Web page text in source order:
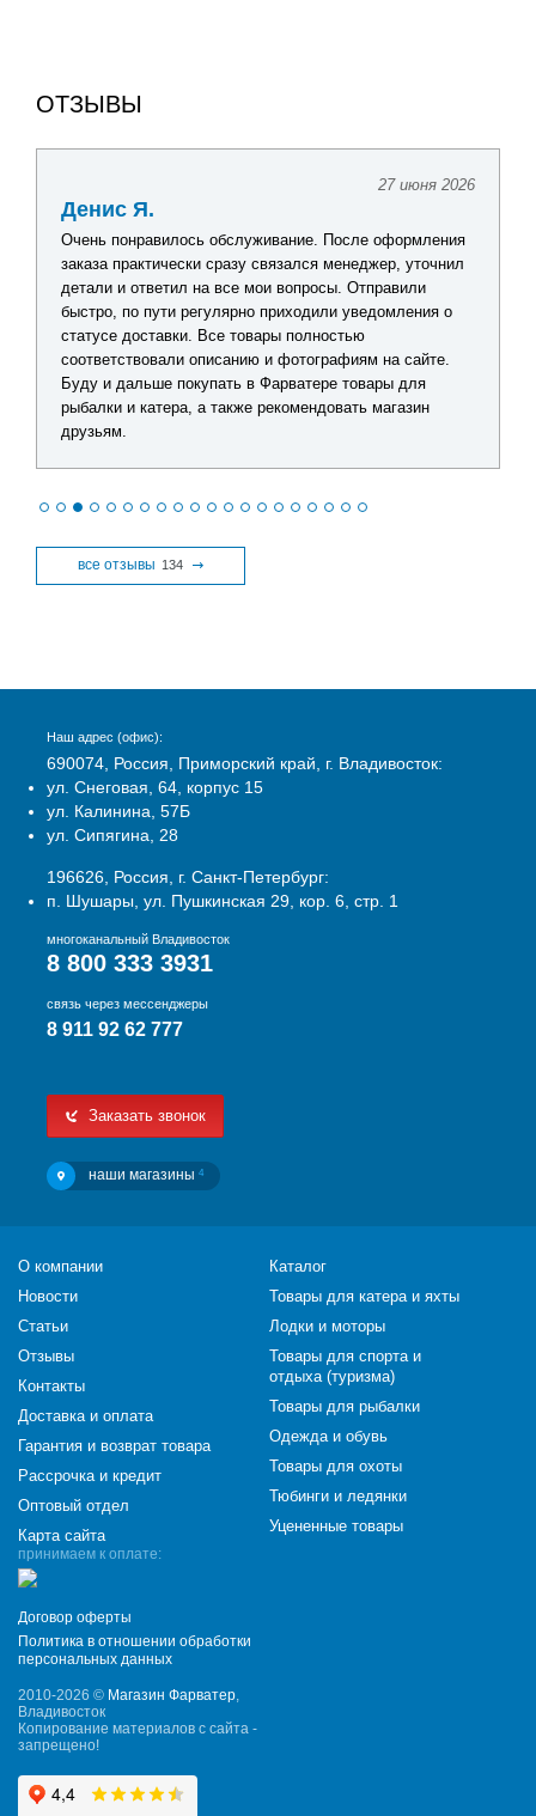
ОТЗЫВЫ
27 июня 2026
Денис Я.
Очень понравилось обслуживание. После оформления
заказа практически сразу связался менеджер, уточнил
детали и ответил на все мои вопросы. Отправили
быстро, по пути регулярно приходили уведомления о
статусе доставки. Все товары полностью
соответствовали описанию и фотографиям на сайте.
Буду и дальше покупать в Фарватере товары для
рыбалки и катера, а также рекомендовать магазин
друзьям.
все отзывы 134
Наш адрес (офис):
690074, Россия, Приморский край, г. Владивосток:
ул. Снеговая, 64, корпус 15
ул. Калинина, 57Б
ул. Сипягина, 28
196626, Россия, г. Санкт-Петербург:
п. Шушары, ул. Пушкинская 29, кор. 6, стр. 1
многоканальный Владивосток
8 800 333 3931
связь через мессенджеры
8 911 92 62 777
Заказать звонок
наши магазины 4
принимаем к оплате:
Договор оферты
Политика в отношении обработки
персональных данных
2010-2026 © Магазин Фарватер,
Владивосток
Копирование материалов с сайта -
запрещено!
О компании
Новости
Статьи
Отзывы
Контакты
Доставка и оплата
Гарантия и возврат товара
Рассрочка и кредит
Оптовый отдел
Карта сайта
Каталог
Товары для катера и яхты
Лодки и моторы
Товары для спорта и
отдыха (туризма)
Товары для рыбалки
Одежда и обувь
Товары для охоты
Тюбинги и ледянки
Уцененные товары